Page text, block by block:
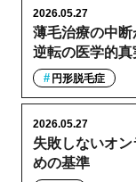
薄毛治療の中
逆転の医学的真
2026.05.27
円形脱毛症
失敗しないオ
めの基準
2026.05.27